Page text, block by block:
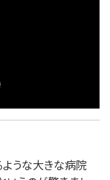
うな大きな病院